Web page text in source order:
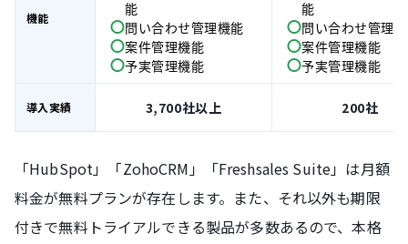
機能
能
問い合わせ管理機能
案件管理機能
予実管理機能
能
問い合わせ管理
案件管理機能
予実管理機能
導入実績 3,700社以上 200社
「HubSpot」「ZohoCRM」「Freshsales Suite」は月額
料金が無料プランが存在します。また、それ以外も期限
付きで無料トライアルできる製品が多数あるので、本格